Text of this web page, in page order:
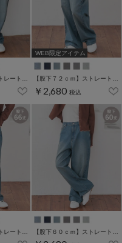
WEB限定アイテム
￥2,680 税込